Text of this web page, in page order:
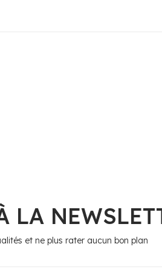
LA
et ne plus rater aucun bon plan